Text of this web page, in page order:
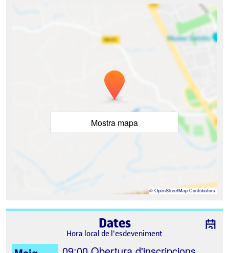
Mostra mapa
© OpenStreetMap Contributors
Dates
Hora local de l'esdeveniment